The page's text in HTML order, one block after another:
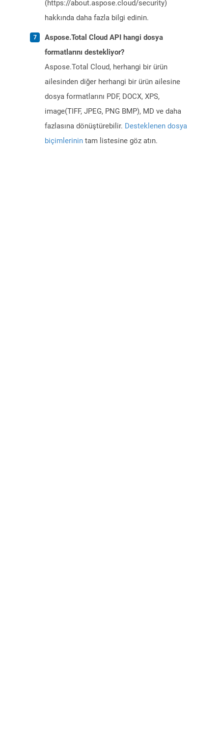
(https://about.aspose.cloud/security)
hakkında daha fazla bilgi edinin.
Aspose.Total Cloud API hangi dosya
formatlarını destekliyor?
Aspose.Total Cloud, herhangi bir ürün
ailesinden diğer herhangi bir ürün ailesine
dosya formatlarını PDF, DOCX, XPS,
image(TIFF, JPEG, PNG BMP), MD ve daha
fazlasına dönüştürebilir. Desteklenen dosya
biçimlerinin tam listesine göz atın.